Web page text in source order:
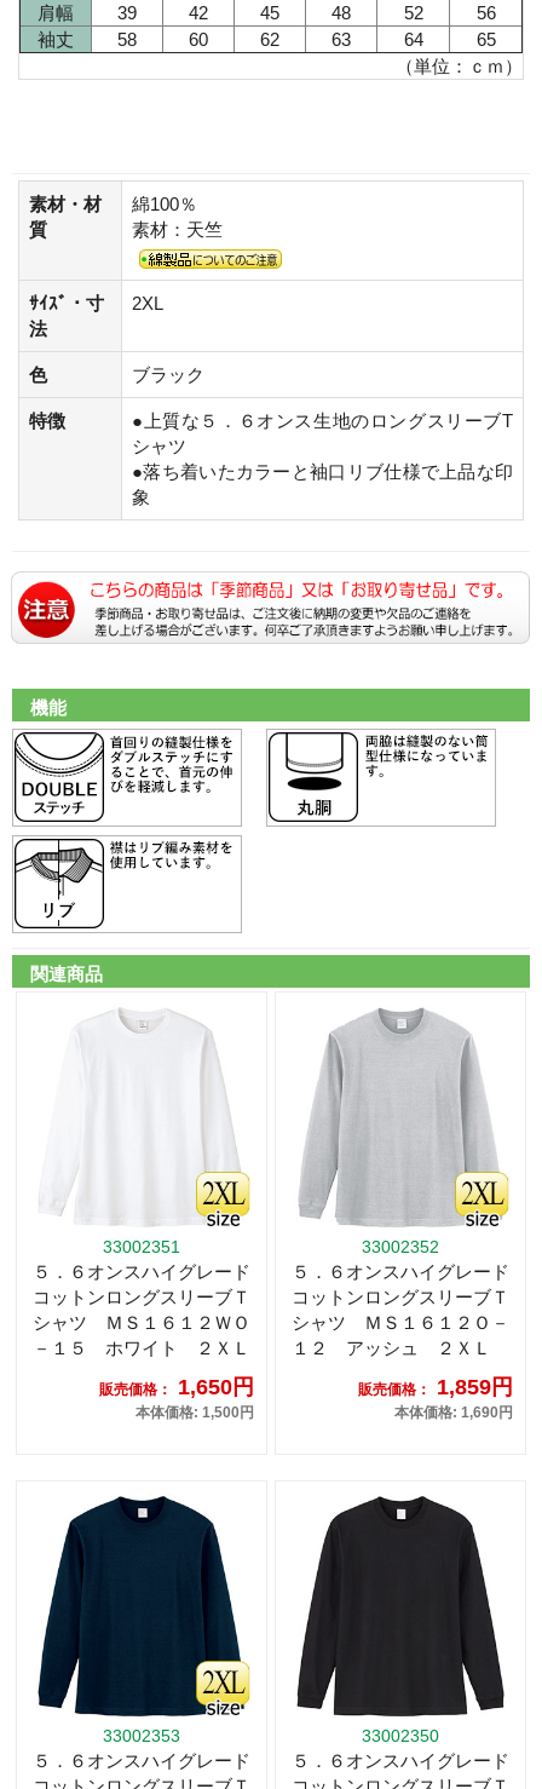
肩幅
39 42 45 48 52
56
袖丈
58 60 62 63 64
65
（単位：ｃｍ）
素材・材
質
綿100％
素材：天竺
ｻｲｽﾞ・寸
法
2XL
色 ブラック
特徴
●上質な５．６オンス生地のロングスリーブT
シャツ
●落ち着いたカラーと袖口リブ仕様で上品な印
象
機能
関連商品
33002351
５．６オンスハイグレード
コットンロングスリーブＴ
シャツ ＭＳ１６１２ＷＯ
－１５ ホワイト ２ＸＬ
販売価格： 1,650円
本体価格: 1,500円
33002352
５．６オンスハイグレード
コットンロングスリーブＴ
シャツ ＭＳ１６１２Ｏ－
１２ アッシュ ２ＸＬ
販売価格： 1,859円
本体価格: 1,690円
33002353
５．６オンスハイグレード
33002350
５．６オンスハイグレード